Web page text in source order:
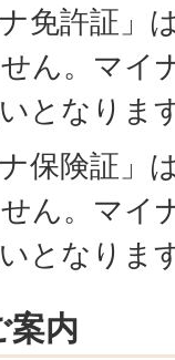
免許証」
ん。マイ
となりま
保険証」
ん。マイ
となりま
案内